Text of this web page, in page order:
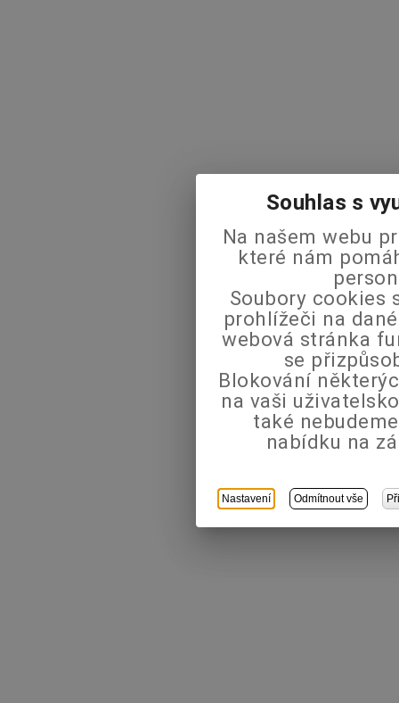
Souhlas s
Na našem webu
které nám
Soubory cookies
prohlížeči na
webová stránka
se
Blokování
na vaši
také
nabídku na
Nastavení Odmítnout vše